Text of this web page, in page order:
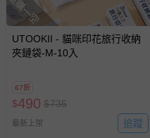
搶購一空
UTOOKII - 貓咪印花旅行收納
夾鏈袋-M-10入
67折
$490 $735
最新上架 追蹤